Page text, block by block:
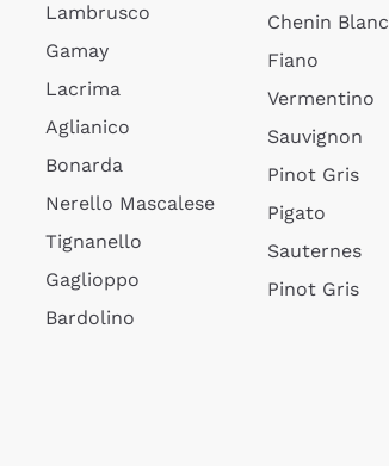
Lambrusco
Gamay
Lacrima
Aglianico
Bonarda
Nerello Mascalese
Tignanello
Gaglioppo
Bardolino
Chenin Blanc
Fiano
Vermentino
Sauvignon
Pinot Gris
Pigato
Sauternes
Pinot Gris